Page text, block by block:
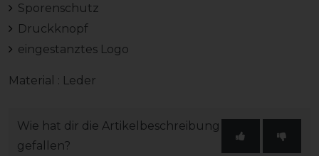
Sporenschutz
Druckknopf
eingestanztes Logo
Material : Leder
Wie hat dir die Artikelbeschreibung
gefallen?